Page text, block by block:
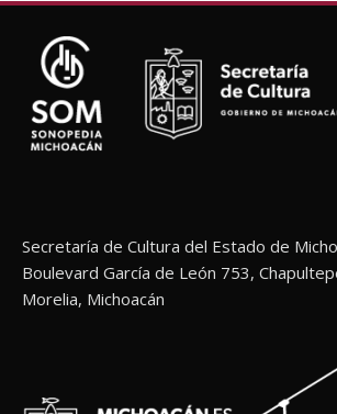
Secretaría de Cultura del Estado de
Boulevard García de León 753,
Morelia, Michoacán